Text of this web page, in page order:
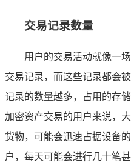
交易记录数量
用户的交易活动就像一
交易记录，而这些记录都会
记录的数量越多，占用的存
加密资产交易的用户来说，
货物，可能会迅速占据设备
户，每天可能会进行几十笔